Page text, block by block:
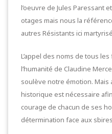
l’oeuvre de Jules Paressant
otages mais nous la
autres Résistants ici
L’appel des noms de tous
l’humanité de Claudine
soulève notre émotion. Mais
historique est nécessaire
courage de chacun de ses
détermination face aux